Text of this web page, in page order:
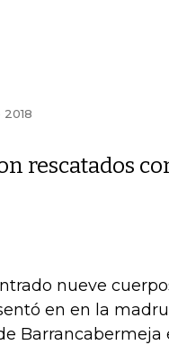
rescatados
nueve
en en la
Barrancabermeja